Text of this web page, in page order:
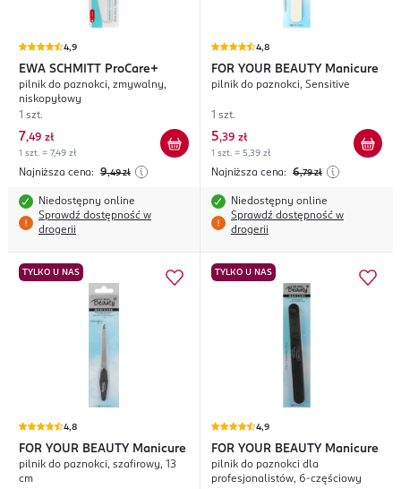
4,9
EWA SCHMITT ProCare+
pilnik do paznokci, zmywalny,
niskopyłowy
1 szt.
7,49 zł
1 szt. = 7,49 zł
Najniższa cena: 9,49 zł
Niedostępny online
Sprawdź dostępność w
drogerii
4,8
FOR YOUR BEAUTY Manicure
pilnik do paznokci, Sensitive
1 szt.
5,39 zł
1 szt. = 5,39 zł
Najniższa cena: 6,79 zł
Niedostępny online
Sprawdź dostępność w
drogerii
TYLKO U NAS
4,8
FOR YOUR BEAUTY Manicure
pilnik do paznokci, szafirowy, 13
cm
TYLKO U NAS
4,9
FOR YOUR BEAUTY Manicure
pilnik do paznokci dla
profesjonalistów, 6-częściowy